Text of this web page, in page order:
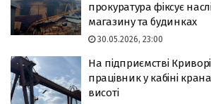
прокуратура фіксує
магазину та будинках
30.05.2026, 23:00
На підприємстві
працівник у кабіні
висоті